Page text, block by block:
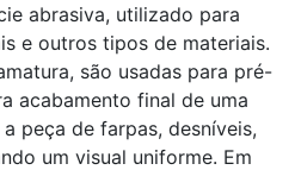
abrasiva, utilizado para
e outros tipos de materiais.
são usadas para pré-
acabamento final de uma
peça de farpas, desníveis,
um visual uniforme. Em